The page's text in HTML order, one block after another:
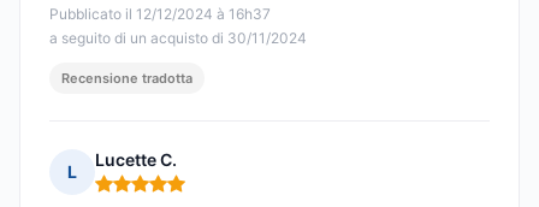
Pubblicato il 12/12/2024 à 16h37
a seguito di un acquisto di 30/11/2024
Recensione tradotta
L
Lucette C.
Nota: 5 su 5